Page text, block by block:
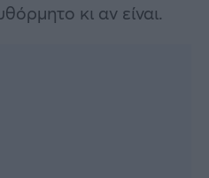
κι αν είναι.